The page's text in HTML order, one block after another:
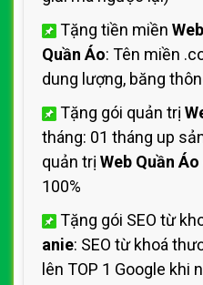
Tặng tiền miền
Quần Áo: Tên miền
dung lượng, băng
Tặng gói quản trị
tháng: 01 tháng up
quản trị Web Quần Áo
100%
Tặng gói SEO từ
anie: SEO từ khoá
lên TOP 1 Google khi